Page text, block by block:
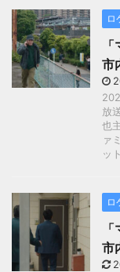
ロ
市
放
也
ァ
ッ
ロ
市